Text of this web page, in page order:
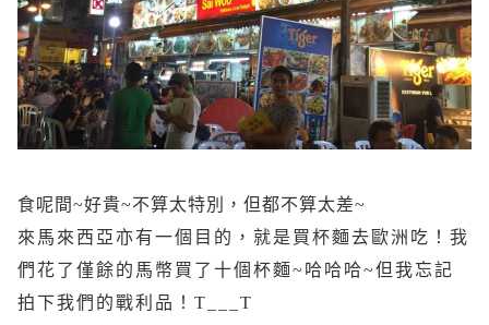
食呢間~好貴~不算太特別，但都不算太差~
來馬來西亞亦有一個目的，就是買杯麵去歐洲吃！我
們花了僅餘的馬幣買了十個杯麵~哈哈哈~但我忘記
拍下我們的戰利品！T___T